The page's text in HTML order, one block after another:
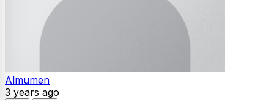
Almumen
3 years ago